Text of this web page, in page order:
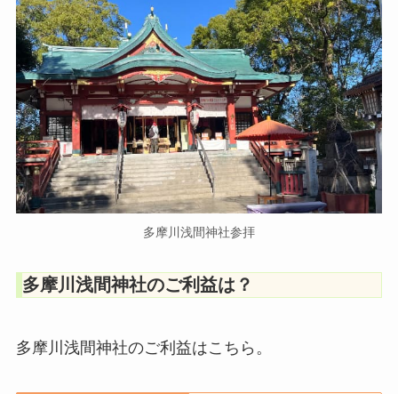
多摩川浅間神社参拝
多摩川浅間神社のご利益は？
多摩川浅間神社のご利益はこちら。